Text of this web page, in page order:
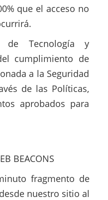
que el acceso no
de Tecnología y
cumplimiento de
a la Seguridad
de las Políticas,
aprobados para
BEACONS
fragmento de
nuestro sitio al